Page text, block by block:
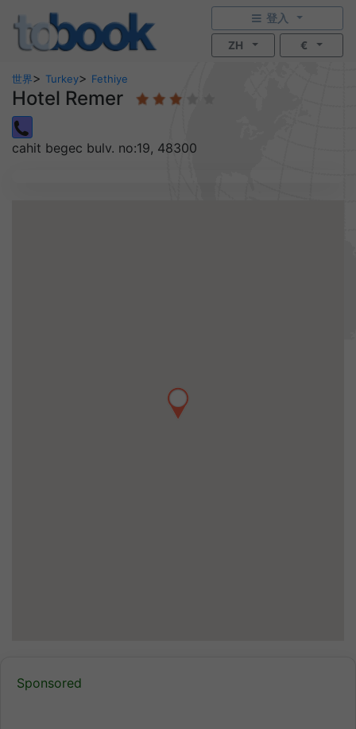
登入
ZH €
世界> Turkey> Fethiye
Hotel Remer
cahit begec bulv. no:19, 48300
Sponsored